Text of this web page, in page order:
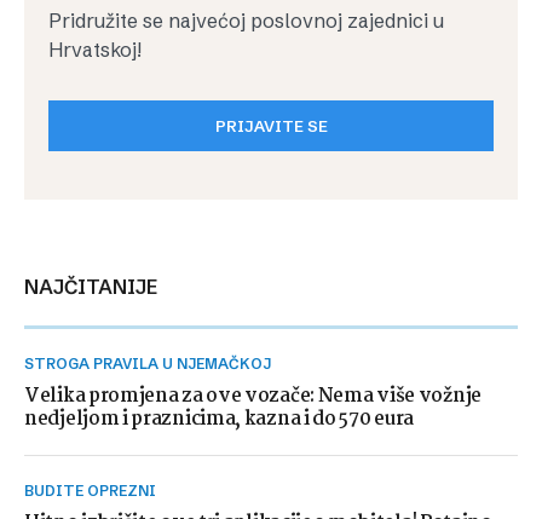
Pridružite se najvećoj poslovnoj zajednici u
Hrvatskoj!
PRIJAVITE SE
NAJČITANIJE
STROGA PRAVILA U NJEMAČKOJ
Velika promjena za ove vozače: Nema više vožnje
nedjeljom i praznicima, kazna i do 570 eura
BUDITE OPREZNI